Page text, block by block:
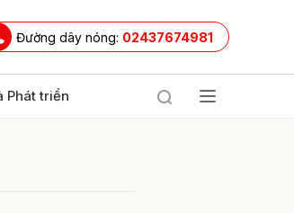
Đường dây nóng: 02437674981
Phát triển